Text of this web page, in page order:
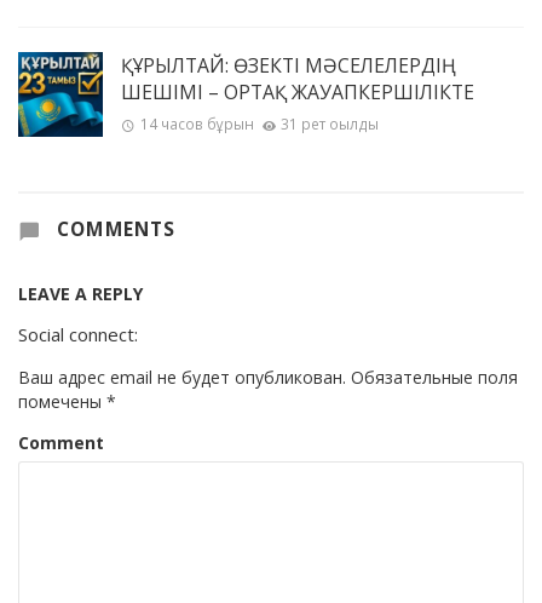
ҚҰРЫЛТАЙ: ӨЗЕКТІ МӘСЕЛЕЛЕРДІҢ
ШЕШІМІ – ОРТАҚ ЖАУАПКЕРШІЛІКТЕ
14 часов бұрын 31 рет оқылды
COMMENTS
LEAVE A REPLY
Social connect:
Ваш адрес email не будет опубликован. Обязательные поля
помечены *
Comment